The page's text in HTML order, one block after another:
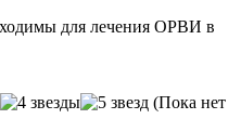
для лечения ОРВИ в
(Пока нет